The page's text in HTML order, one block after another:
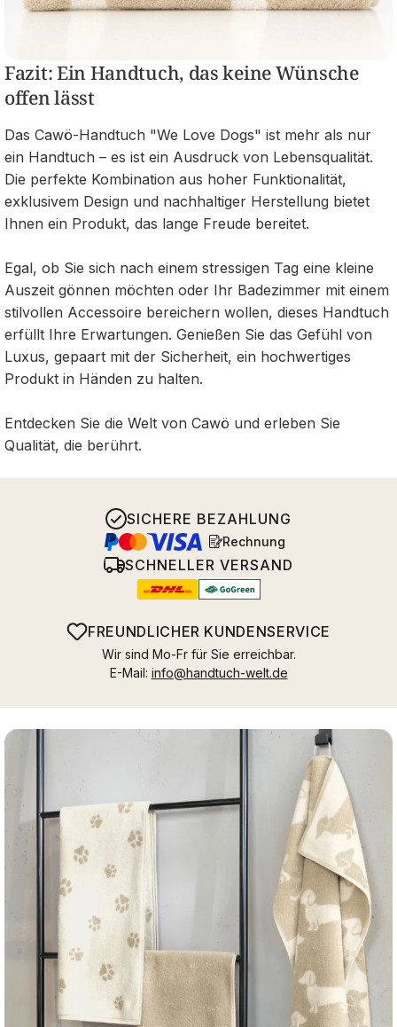
Fazit: Ein Handtuch, das keine Wünsche
offen lässt
Das Cawö-Handtuch "We Love Dogs" ist mehr als nur
ein Handtuch – es ist ein Ausdruck von Lebensqualität.
Die perfekte Kombination aus hoher Funktionalität,
exklusivem Design und nachhaltiger Herstellung bietet
Ihnen ein Produkt, das lange Freude bereitet.
Egal, ob Sie sich nach einem stressigen Tag eine kleine
Auszeit gönnen möchten oder Ihr Badezimmer mit einem
stilvollen Accessoire bereichern wollen, dieses Handtuch
erfüllt Ihre Erwartungen. Genießen Sie das Gefühl von
Luxus, gepaart mit der Sicherheit, ein hochwertiges
Produkt in Händen zu halten.
Entdecken Sie die Welt von Cawö und erleben Sie
Qualität, die berührt.
SICHERE BEZAHLUNG
Rechnung
SCHNELLER VERSAND
FREUNDLICHER KUNDENSERVICE
Wir sind Mo-Fr für Sie erreichbar.
E-Mail: info@handtuch-welt.de